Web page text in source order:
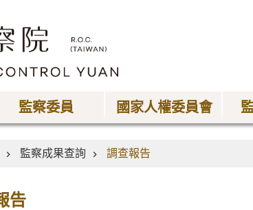
監察委員 國家人權委員會
監察成果查詢 調查報告
告